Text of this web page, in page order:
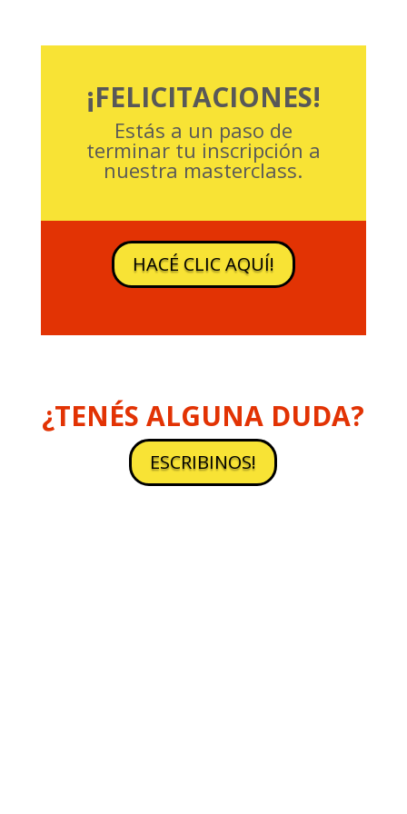
¡FELICITACIONES!
Estás a un paso de
terminar tu inscripción a
nuestra masterclass.
HACÉ CLIC AQUÍ!
¿TENÉS ALGUNA DUDA?
ESCRIBINOS!